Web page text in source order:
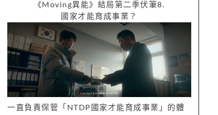
《Moving異能》結局第二季伏筆8.
國家才能育成事業？
一直負責保管「 NTDP 國家才能育成事業」的體